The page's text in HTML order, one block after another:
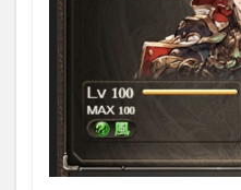
星列
1.3
護：